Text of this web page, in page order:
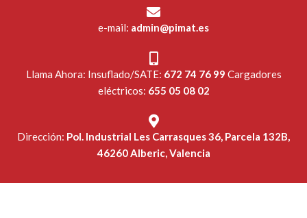
e-mail: admin@pimat.es
Llama Ahora: Insuflado/SATE: 672 74 76 99 Cargadores
eléctricos: 655 05 08 02
Dirección: Pol. Industrial Les Carrasques 36, Parcela 132B,
46260 Alberic, Valencia